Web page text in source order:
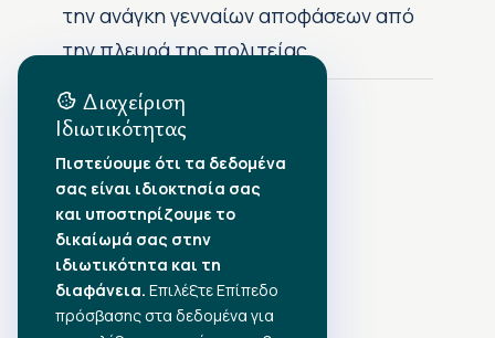
την ανάγκη γενναίων αποφάσεων από
την πλευρά της πολιτείας
Αρχείο Δημοσιεύσεων
•Αύγουστος 2026
•Ιούλιος 2026
•Ιούνιος 2026
•Μάιος 2026
•Απρίλιος 2026
•Μάρτιος 2026
Διαχείριση
Ιδιωτικότητας
Πιστεύουμε ότι τα δεδομένα
σας είναι ιδιοκτησία σας
και υποστηρίζουμε το
δικαίωμά σας στην
ιδιωτικότητα και τη
διαφάνεια. Επιλέξτε Επίπεδο
πρόσβασης στα δεδομένα για